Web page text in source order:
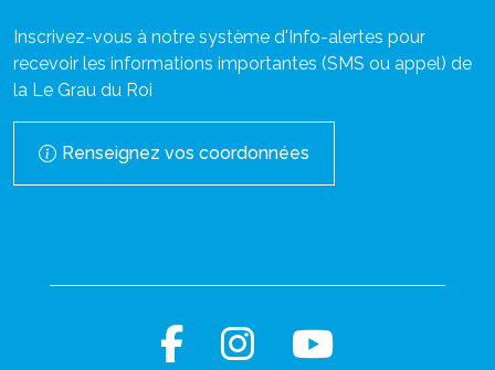
Inscrivez-vous à notre système d'Info-alertes pour
recevoir les informations importantes (SMS ou appel) de
la Le Grau du Roi
Renseignez vos coordonnées